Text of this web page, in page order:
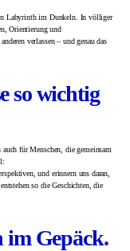
Labyrinth im Dunkeln. In völliger
Orientierung und
verlassen – und genau das
so wichtig
für Menschen, die gemeinsam
und erinnern uns daran,
so die Geschichten, die
Gepäck.